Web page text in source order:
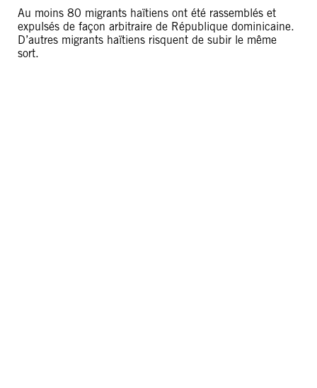
Au moins 80 migrants haïtiens ont été rassemblés et
expulsés de façon arbitraire de République dominicaine.
D’autres migrants haïtiens risquent de subir le même
sort.